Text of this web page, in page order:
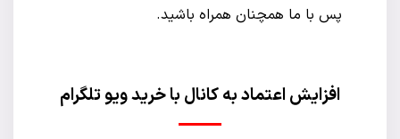
پس با ما همچنان همراه باشید.
افزایش اعتماد به کانال با خرید ویو تلگرام